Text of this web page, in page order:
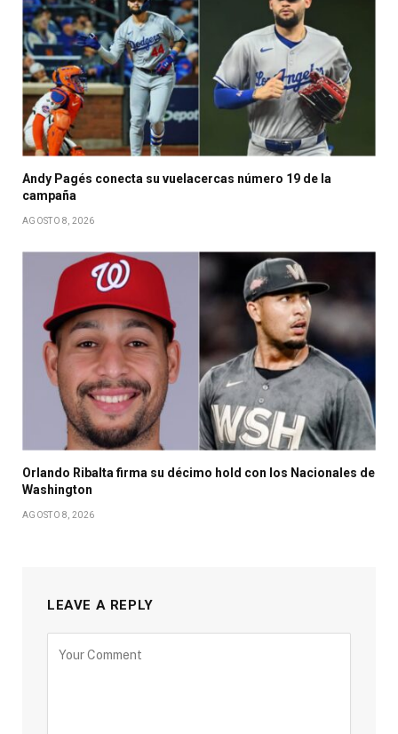
Andy Pagés conecta su vuelacercas número 19 de la
campaña
AGOSTO 8, 2026
Orlando Ribalta firma su décimo hold con los Nacionales de
Washington
AGOSTO 8, 2026
LEAVE A REPLY